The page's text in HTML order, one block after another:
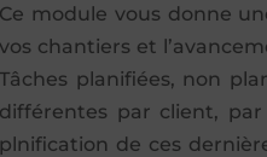
module vous donne
chantiers et
planifiées, non
par client,
de ces